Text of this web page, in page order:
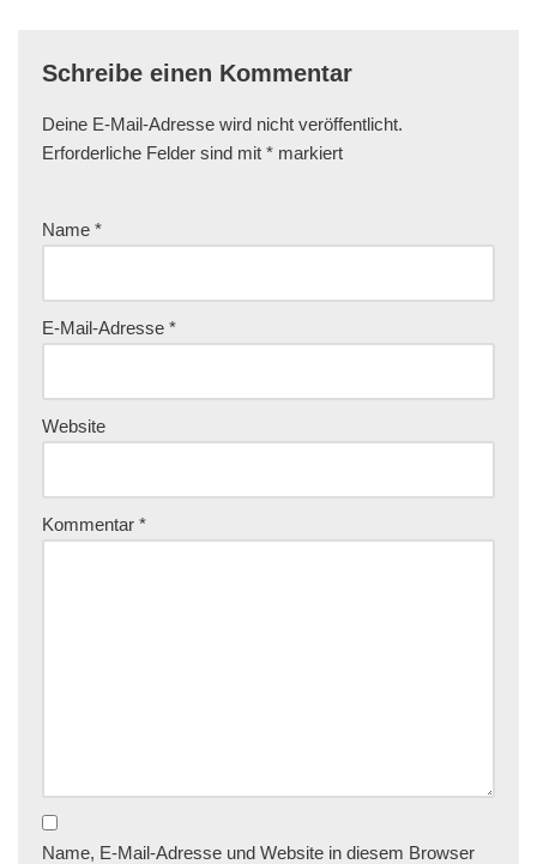
Schreibe einen Kommentar
Deine E-Mail-Adresse wird nicht veröffentlicht.
Erforderliche Felder sind mit * markiert
Name *
E-Mail-Adresse *
Website
Kommentar *
Name, E-Mail-Adresse und Website in diesem Browser